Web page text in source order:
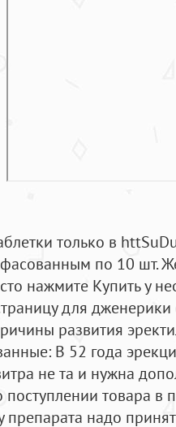
только в
по 10 шт.
нажмите Купить у
для дженерики
развития
В 52 года
не та и нужна
поступлении товара
препарата надо